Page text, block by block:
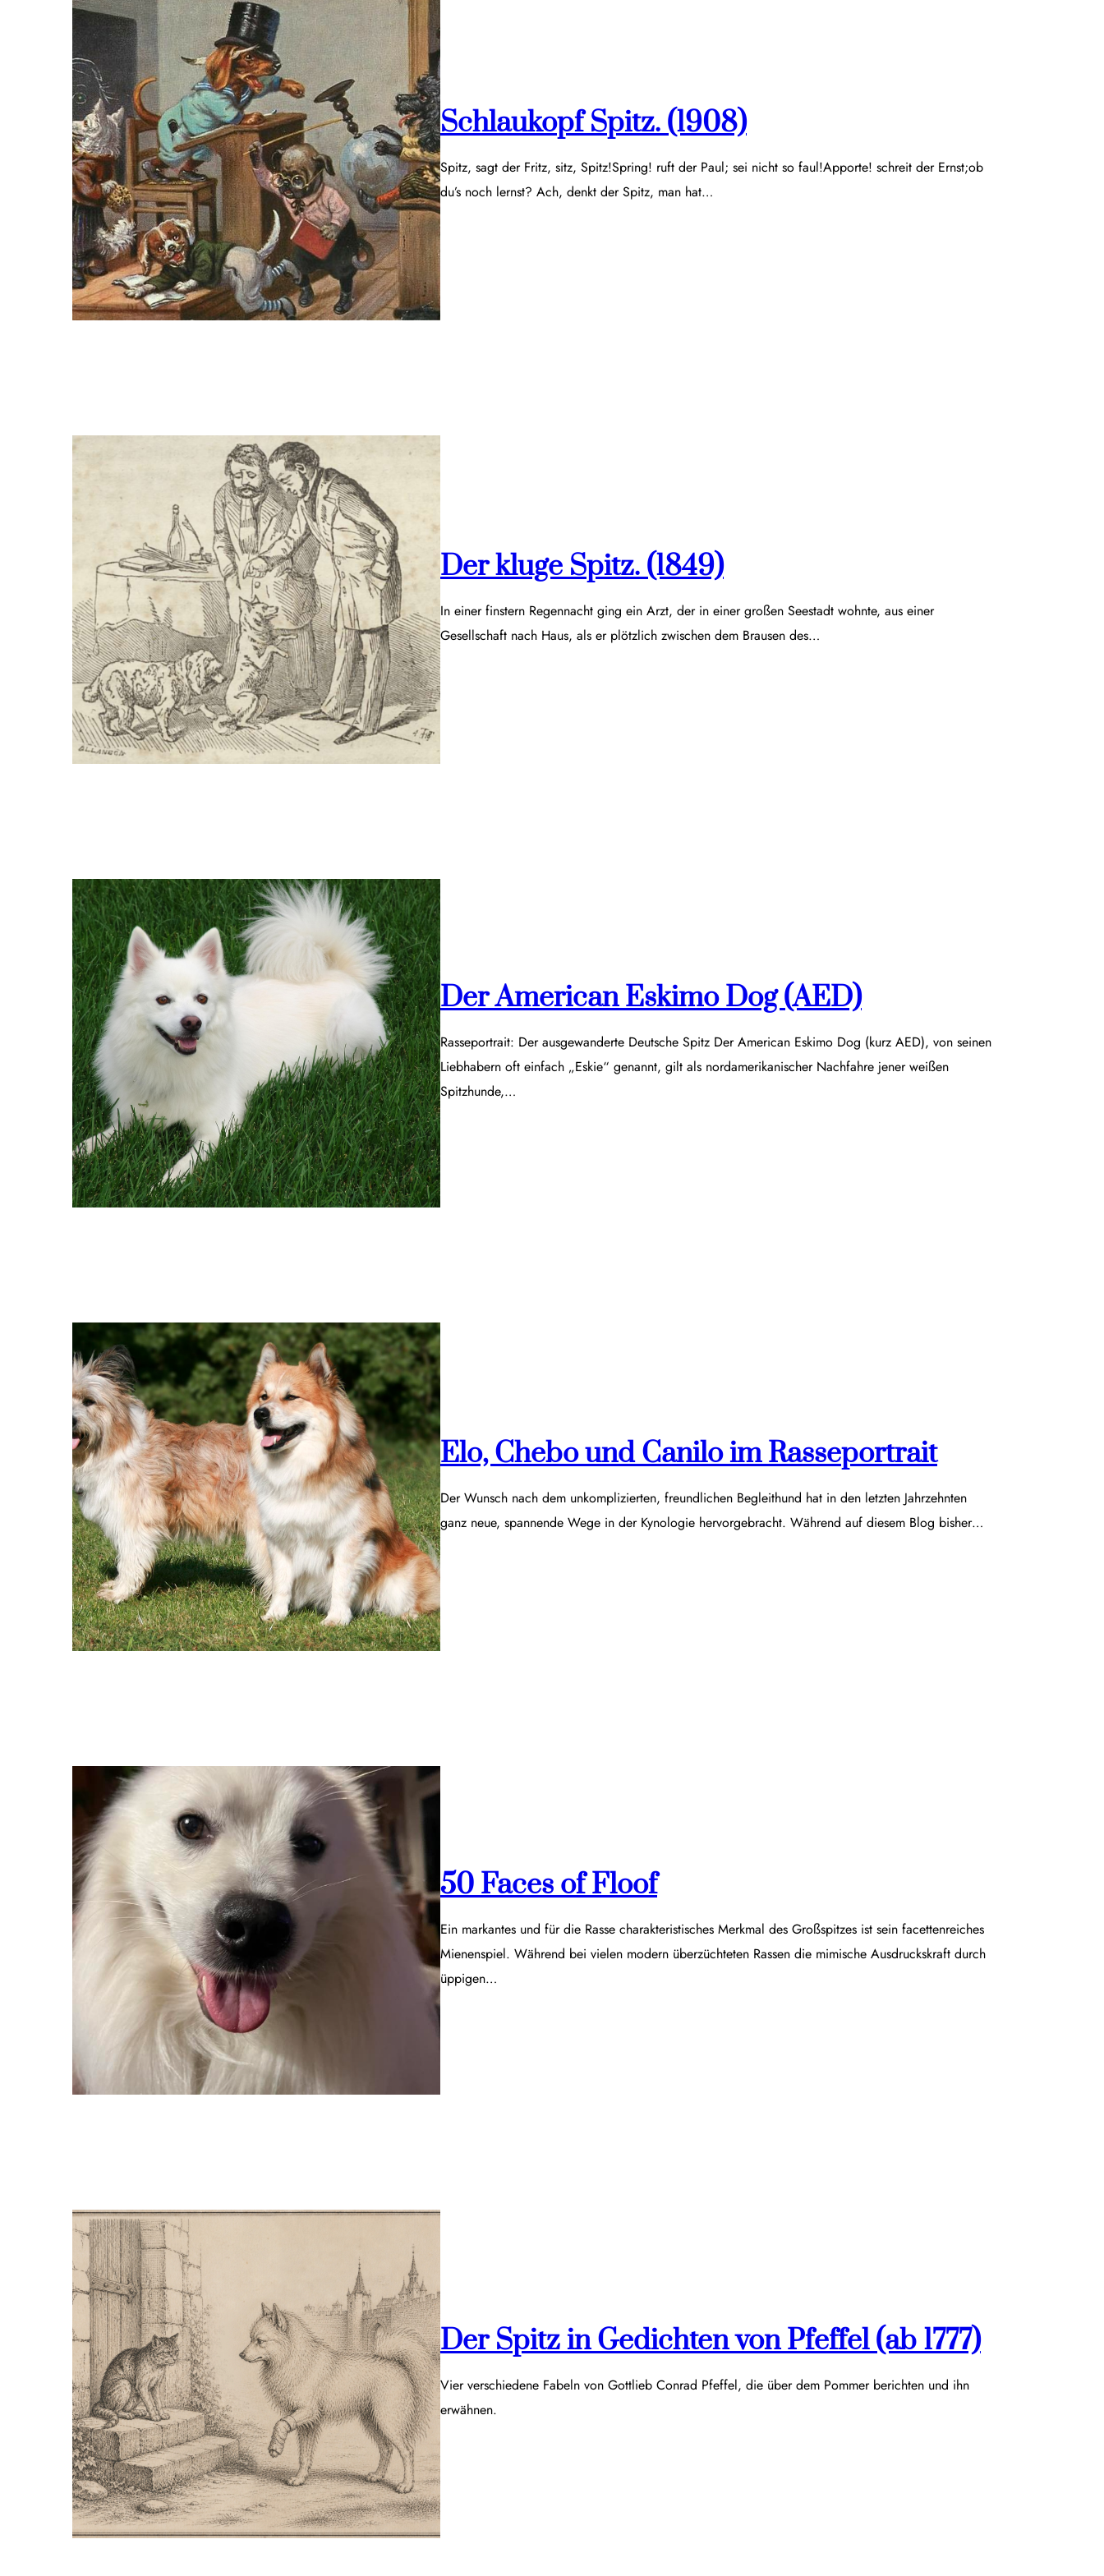
Schlaukopf Spitz. (1908)
Spitz, sagt der Fritz, sitz, Spitz!Spring! ruft der Paul; sei nicht so faul!Apporte! schreit der Ernst;ob
du’s noch lernst? Ach, denkt der Spitz, man hat…
Der kluge Spitz. (1849)
In einer finstern Regennacht ging ein Arzt, der in einer großen Seestadt wohnte, aus einer
Gesellschaft nach Haus, als er plötzlich zwischen dem Brausen des…
Der American Eskimo Dog (AED)
Rasseportrait: Der ausgewanderte Deutsche Spitz Der American Eskimo Dog (kurz AED), von seinen
Liebhabern oft einfach „Eskie“ genannt, gilt als nordamerikanischer Nachfahre jener weißen
Spitzhunde,…
Elo, Chebo und Canilo im Rasseportrait
Der Wunsch nach dem unkomplizierten, freundlichen Begleithund hat in den letzten Jahrzehnten
ganz neue, spannende Wege in der Kynologie hervorgebracht. Während auf diesem Blog bisher…
50 Faces of Floof
Ein markantes und für die Rasse charakteristisches Merkmal des Großspitzes ist sein facettenreiches
Mienenspiel. Während bei vielen modern überzüchteten Rassen die mimische Ausdruckskraft durch
üppigen…
Der Spitz in Gedichten von Pfeffel (ab 1777)
Vier verschiedene Fabeln von Gottlieb Conrad Pfeffel, die über dem Pommer berichten und ihn
erwähnen.